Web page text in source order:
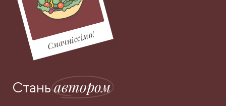
Смачніссімо!
Станьавтором